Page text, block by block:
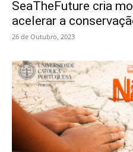
SeaTheFuture cria
acelerar a
26 de Outubro, 2023